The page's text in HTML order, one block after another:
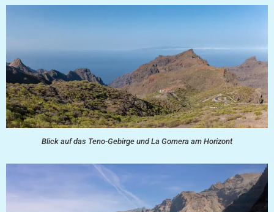
Blick auf das Teno-Gebirge und La Gomera am Horizont